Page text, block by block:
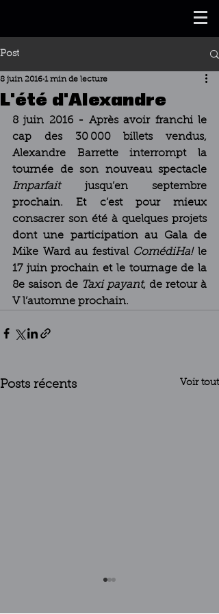
Post
L'été d'Alexandre
8 juin 2016 1 min de lecture
8 juin 2016 - Après avoir franchi le
cap des 30 000 billets vendus,
Alexandre Barrette interrompt la
Imparfait jusqu’en septembre
prochain. Et c’est pour mieux
consacrer son été à quelques projets
dont une participation au Gala de
Mike Ward au festival ComédiHa! le
17 juin prochain et le tournage de la
8e saison de Taxi payant, de retour à
V l’automne prochain.
Posts récents Voir tout